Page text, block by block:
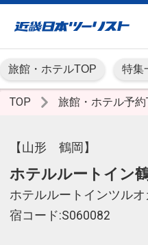
旅館・ホテルTOP 特集
TOP 旅館・ホテル予約
【山形 鶴岡】
ホテルルートイン
ホテルルートインツル
宿コード:S060082